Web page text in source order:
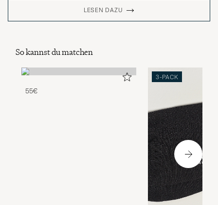
LESEN DAZU
So kannst du matchen
55€
3-PACK